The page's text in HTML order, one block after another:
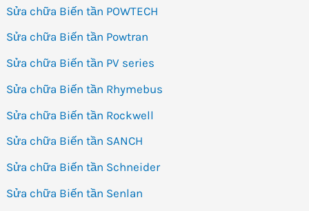
Sửa chữa Biến tần POWTECH
Sửa chữa Biến tần Powtran
Sửa chữa Biến tần PV series
Sửa chữa Biến tần Rhymebus
Sửa chữa Biến tần Rockwell
Sửa chữa Biến tần SANCH
Sửa chữa Biến tần Schneider
Sửa chữa Biến tần Senlan